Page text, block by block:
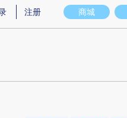
实意图存在偏差。不代表财新观点
商城
注册